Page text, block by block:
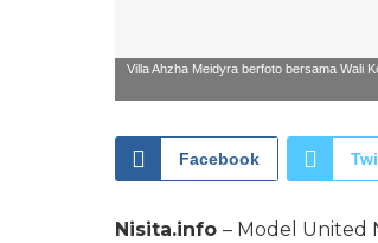
Villa Ahzha Meidyra berfoto bersama Wali
Facebook
Nisita.info – Model United